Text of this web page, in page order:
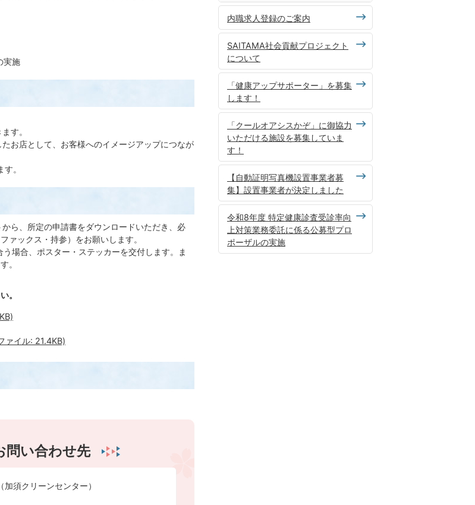
実施
す。
お店として、お客様へのイメージアップにつなが
。
ら、所定の申請書をダウンロードいただき、必
ァックス・持参）をお願いします。
場合、ポスター・ステッカーを交付します。ま
。
。
ァイル: 21.4KB)
問い合わせ先
須クリーンセンター）
内職求人登録のご案内
SAITAMA社会貢献プロジェクト
について
「健康アップサポーター」を募集
します！
「クールオアシスかぞ」に御協力
いただける施設を募集していま
す！
【自動証明写真機設置事業者募
集】設置事業者が決定しました
令和8年度 特定健康診査受診率向
上対策業務委託に係る公募型プロ
ポーザルの実施